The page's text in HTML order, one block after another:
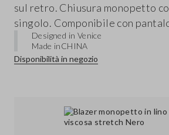
sul retro. Chiusura monopetto
singolo. Componibile con
Designed in Venice
Made inCHINA
Disponibilità in negozio